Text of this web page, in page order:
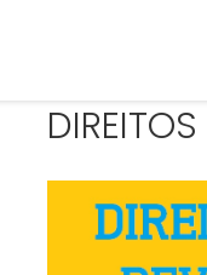
DIREITOS